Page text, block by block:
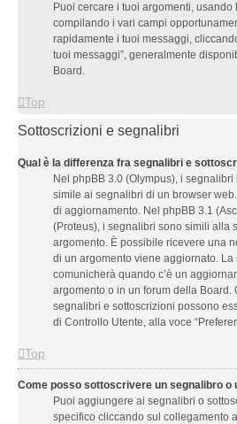
Puoi cercare i tuoi argomenti,
compilando i vari campi
rapidamente i tuoi messaggi,
tuoi messaggi”, generalmente
Board.
Top
Sottoscrizioni e segnalibri
Qual è la differenza fra segnalibri e
Nel phpBB 3.0 (Olympus), i
simile ai segnalibri di un browser
di aggiornamento. Nel phpBB 3.1
(Proteus), i segnalibri sono simili alla
argomento. È possibile ricevere una
di un argomento viene aggiornato. La
comunicherà quando c’è un
argomento o in un forum della Board.
segnalibri e sottoscrizioni possono
di Controllo Utente, alla voce
Top
Come posso sottoscrivere un segnalibro o
Puoi aggiungere ai segnalibri o
specifico cliccando sul collegamento